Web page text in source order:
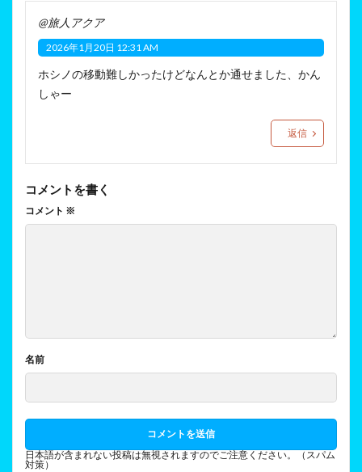
@旅人アクア
2026年1月20日 12:31 AM
ホシノの移動難しかったけどなんとか通せました、かん
しゃー
返信
コメントを書く
コメント ※
名前
日本語が含まれない投稿は無視されますのでご注意ください。（スパム
対策）